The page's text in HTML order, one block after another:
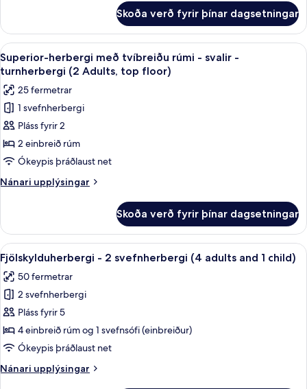
Adults
and
2
Children)
með
tvíbreiðu
rúmi
-
(2
Adults
and
2
Children)
Skoða verð fyrir þínar dagsetningar
Skoða
allar
myndir
fyrir
Superior-
herbergi
með
tvíbreiðu
rúmi
-
-
turnherbergi
(2
Adults,
top
floor)
Dúnsængur, rúm með „pillowtop“-
8
Superior-herbergi með tvíbreiðu rúmi - svalir -
turnherbergi (2 Adults, top floor)
25 fermetrar
1 svefnherbergi
Pláss fyrir 2
2 einbreið rúm
Ókeypis þráðlaust net
Nánari upplýsingar
Nánari
herbergi
með
tvíbreiðu
rúmi
svalir
turnherbergi
(2
Adults,
top
floor)
Skoða verð fyrir þínar dagsetningar
Skoða
allar
myndir
fyrir
Fjölskylduherbergi
-
2
(4
Dúnsængur, rúm með „pillowtop“-
9
Fjölskylduherbergi - 2 svefnherbergi (4 adults and 1 child)
50 fermetrar
2 svefnherbergi
Pláss fyrir 5
4 einbreið rúm og 1 svefnsófi (einbreiður)
Ókeypis þráðlaust net
Nánari upplýsingar
Nánari